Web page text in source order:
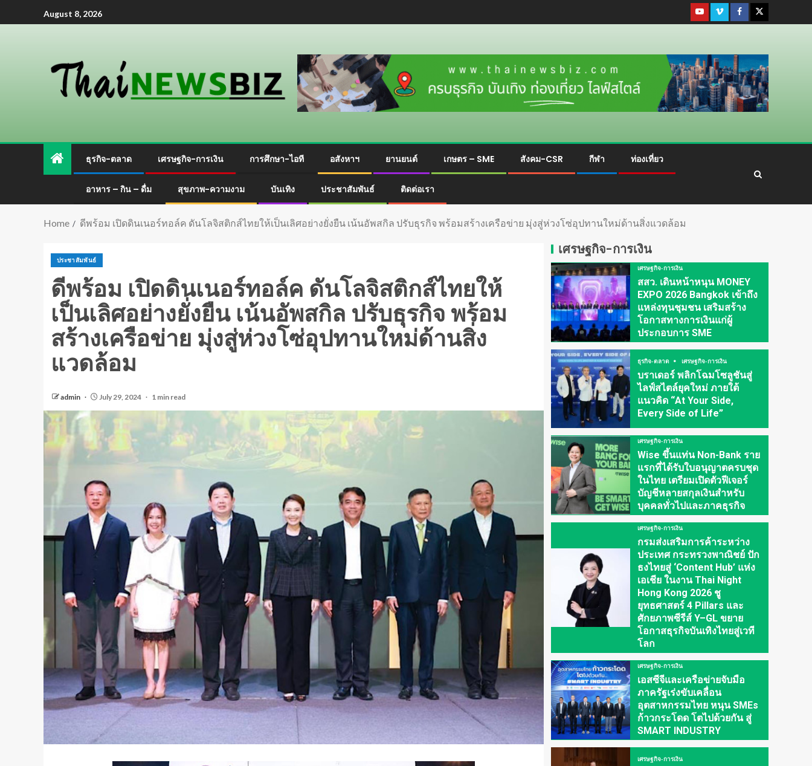
August 8, 2026
ธุรกิจ-ตลาด เศรษฐกิจ-การเงิน การศึกษา-ไอที อสังหาฯ ยานยนต์ เกษตร – SME สังคม-CSR กีฬา ท่องเที่ยว
อาหาร – กิน – ดื่ม สุขภาพ-ความงาม บันเทิง ประชาสัมพันธ์ ติดต่อเรา
Home ดีพร้อม เปิดดินเนอร์ทอล์ค ดันโลจิสติกส์ไทยให้เป็นเลิศอย่างยั่งยืน เน้นอัพสกิล ปรับธุรกิจ พร้อมสร้างเครือข่าย มุ่งสู่ห่วงโซ่อุปทานใหม่ด้านสิ่งแวดล้อม
ประชาสัมพันธ์
ดีพร้อม เปิดดินเนอร์ทอล์ค ดันโลจิสติกส์ไทยให้
เป็นเลิศอย่างยั่งยืน เน้นอัพสกิล ปรับธุรกิจ พร้อม
สร้างเครือข่าย มุ่งสู่ห่วงโซ่อุปทานใหม่ด้านสิ่ง
แวดล้อม
admin July 29, 2024 1 min read
เศรษฐกิจ-การเงิน
เศรษฐกิจ-การเงิน
สสว. เดินหน้าหนุน MONEY
EXPO 2026 Bangkok เข้าถึง
แหล่งทุนชุมชน เสริมสร้าง
โอกาสทางการเงินแก่ผู้
ประกอบการ SME
ธุรกิจ-ตลาด เศรษฐกิจ-การเงิน
บราเดอร์ พลิกโฉมโซลูชันสู่
ไลฟ์สไตล์ยุคใหม่ ภายใต้
แนวคิด “At Your Side,
Every Side of Life”
เศรษฐกิจ-การเงิน
Wise ขึ้นแท่น Non-Bank ราย
แรกที่ได้รับใบอนุญาตครบชุด
ในไทย เตรียมเปิดตัวฟีเจอร์
บัญชีหลายสกุลเงินสำหรับ
บุคคลทั่วไปและภาคธุรกิจ
เศรษฐกิจ-การเงิน
กรมส่งเสริมการค้าระหว่าง
ประเทศ กระทรวงพาณิชย์ ปัก
ธงไทยสู่ ‘Content Hub’ แห่ง
เอเชีย ในงาน Thai Night
Hong Kong 2026 ชู
ยุทธศาสตร์ 4 Pillars และ
ศักยภาพซีรีส์ Y–GL ขยาย
โอกาสธุรกิจบันเทิงไทยสู่เวที
โลก
เศรษฐกิจ-การเงิน
เอสซีจีและเครือข่ายจับมือ
ภาครัฐเร่งขับเคลื่อน
อุตสาหกรรมไทย หนุน SMEs
ก้าวกระโดด โตไปด้วยกัน สู่
SMART INDUSTRY
เศรษฐกิจ-การเงิน